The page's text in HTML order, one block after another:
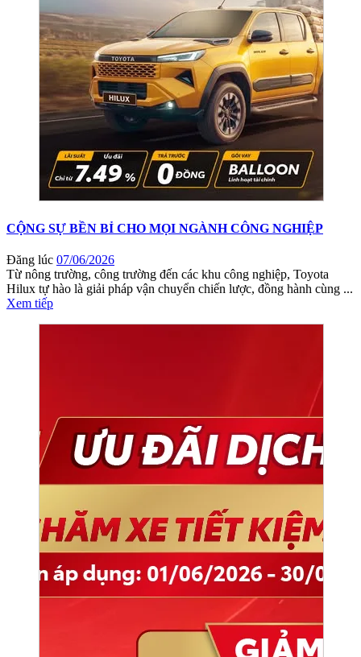
CỘNG SỰ BỀN BỈ CHO MỌI NGÀNH CÔNG NGHIỆP
Đăng lúc 07/06/2026
Từ nông trường, công trường đến các khu công nghiệp, Toyota
Hilux tự hào là giải pháp vận chuyển chiến lược, đồng hành cùng ...
Xem tiếp